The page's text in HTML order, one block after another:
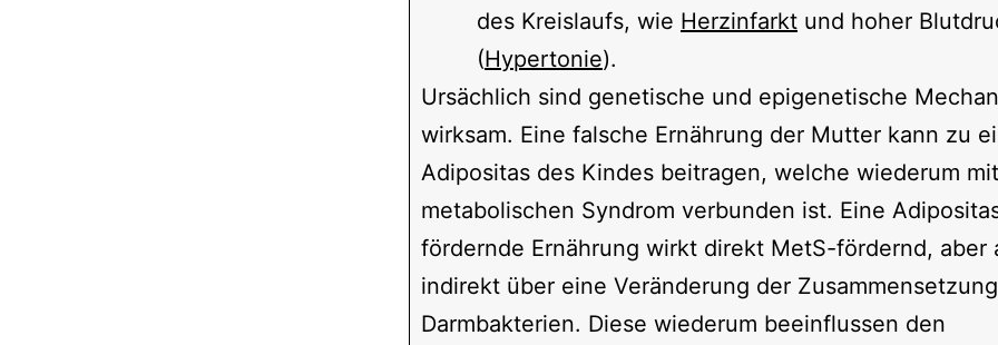
des Kreislaufs, wie Herzinfarkt und hoher
(Hypertonie).
Ursächlich sind genetische und epigenetische
wirksam. Eine falsche Ernährung der Mutter kann zu
Adipositas des Kindes beitragen, welche wiederum
metabolischen Syndrom verbunden ist. Eine
fördernde Ernährung wirkt direkt MetS-fördernd, aber
indirekt über eine Veränderung der
Darmbakterien. Diese wiederum beeinflussen den